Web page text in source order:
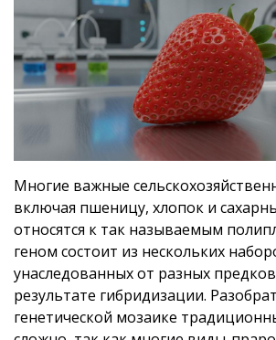
Многие важные
включая пшеницу, хлопок и
относятся к так называемым
геном состоит из нескольких
унаследованных от разных
результате гибридизации.
генетической мозаике